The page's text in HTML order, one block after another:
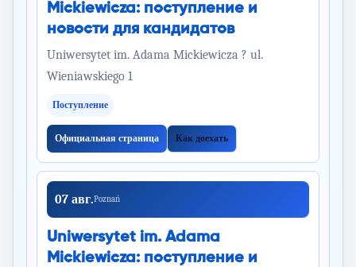
Mickiewicza: поступление и
новости для кандидатов
Uniwersytet im. Adama Mickiewicza ? ul.
Wieniawskiego 1
Поступление
Официальная страница Как доехать
07 авг.Poznań
Uniwersytet im. Adama
Mickiewicza: поступление и